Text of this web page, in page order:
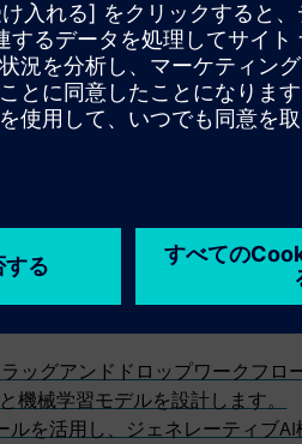
ータサイエンス
AI Studio
ッグアンドドロップワークフロ
機械学習モデルを設計します。
ルを活用し、ジェネレーティブAI